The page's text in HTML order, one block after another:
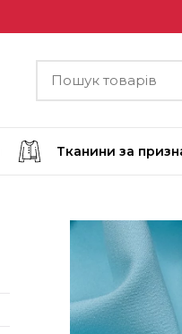
Тканини за